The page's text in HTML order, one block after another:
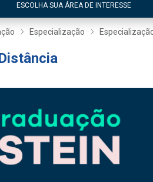
ESCOLHA SUA ÁREA DE INTERESSE
Especialização